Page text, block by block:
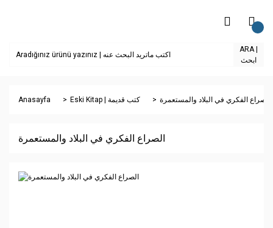
ARA |
ابحث
Anasayfa Eski Kitap | كتب قديمة الصراع الفكري في البلاد والمستعمرة
الصراع الفكري في البلاد والمستعمرة